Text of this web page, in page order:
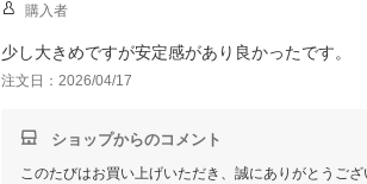
購入者
少し大きめですが安定感があり良かったです。
注文日：2026/04/17
ショップからのコメント
このたびはお買い上げいただき、誠にありがとうござ